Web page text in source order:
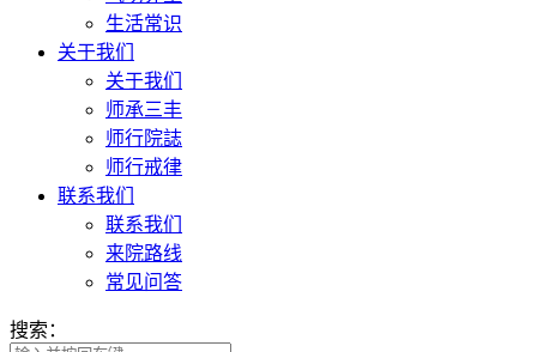
生活常识
关于我们
关于我们
师承三丰
师行院誌
师行戒律
联系我们
联系我们
来院路线
常见问答
搜索：